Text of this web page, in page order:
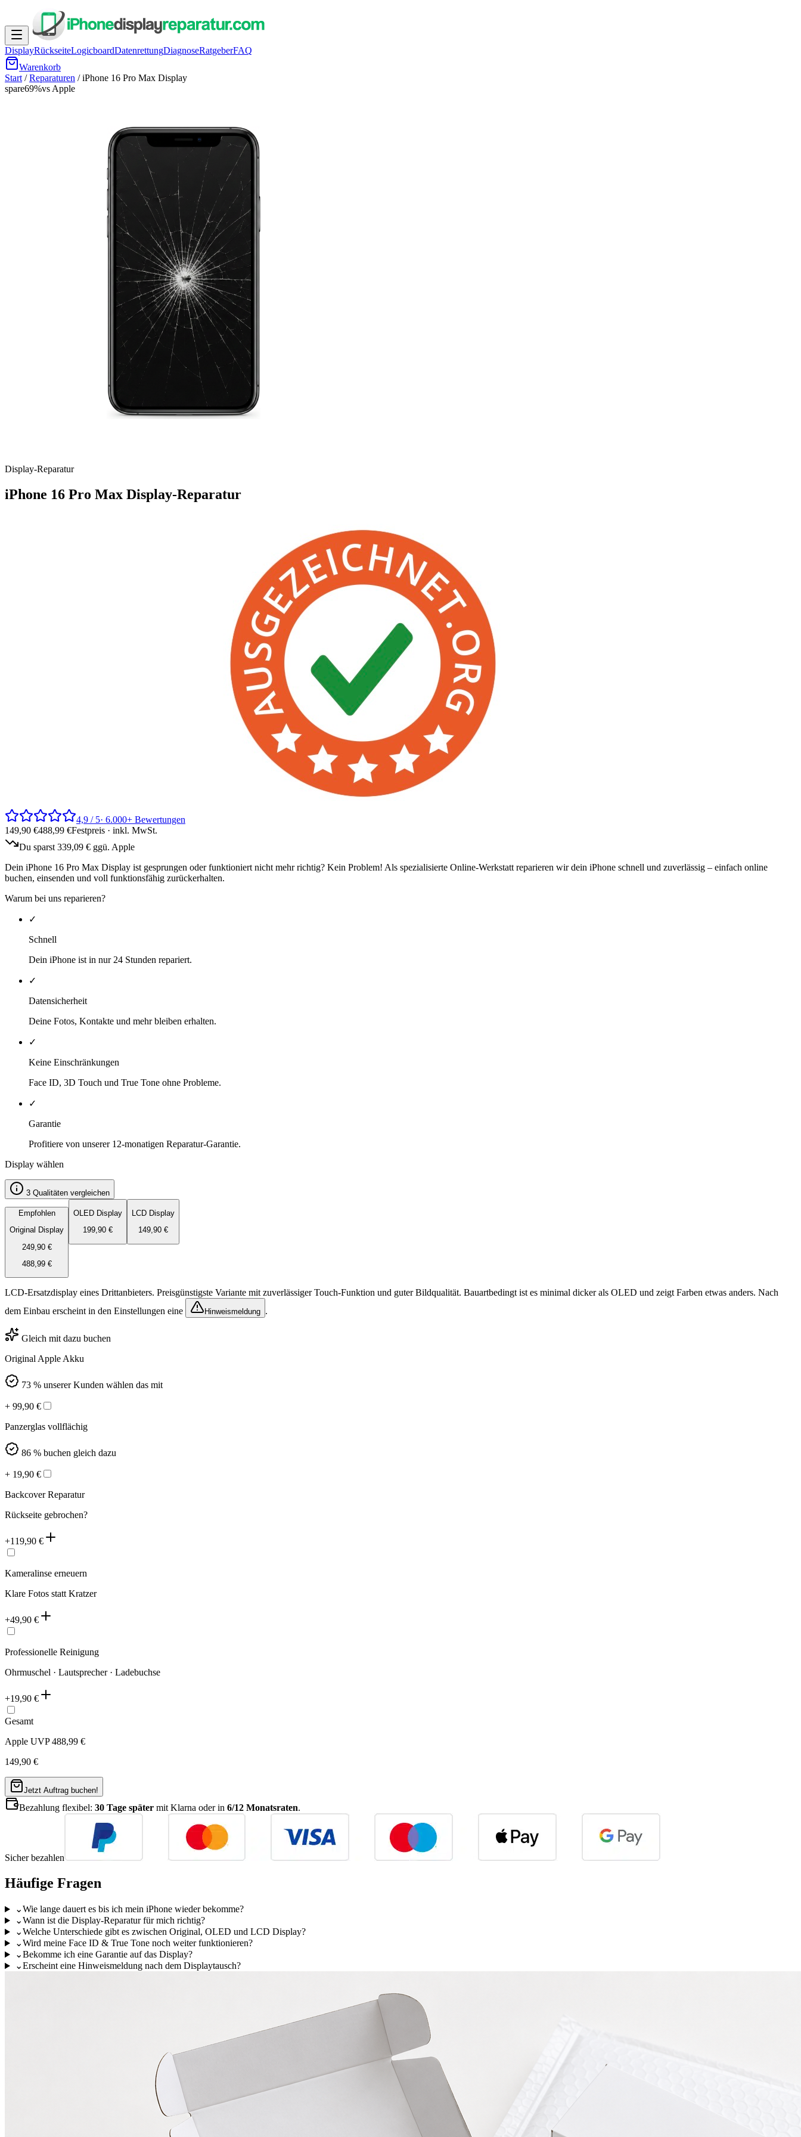
DisplayRückseiteLogicboardDatenrettungDiagnoseRatgeberFAQ
Warenkorb
Start /Reparaturen /iPhone 16 Pro Max Display
spare69%vs Apple
Display-Reparatur
iPhone 16 Pro Max Display-Reparatur
4,9 / 5· 6.000+ Bewertungen
149,90 €488,99 €Festpreis · inkl. MwSt.
Du sparst 339,09 € ggü. Apple
Dein iPhone 16 Pro Max Display ist gesprungen oder funktioniert nicht mehr richtig? Kein Problem! Als spezialisierte Online-Werkstatt reparieren wir dein iPhone schnell und zuverlässig – einfach online
buchen, einsenden und voll funktionsfähig zurückerhalten.
Warum bei uns reparieren?
✓
Schnell
Dein iPhone ist in nur 24 Stunden repariert.
✓
Datensicherheit
Deine Fotos, Kontakte und mehr bleiben erhalten.
✓
Keine Einschränkungen
Face ID, 3D Touch und True Tone ohne Probleme.
✓
Garantie
Profitiere von unserer 12-monatigen Reparatur-Garantie.
Display wählen
3 Qualitäten vergleichen
Empfohlen
Original Display
249,90€
488,99€
OLED Display
199,90 €
LCD Display
149,90 €
LCD-Ersatzdisplay eines Drittanbieters. Preisgünstigste Variante mit zuverlässiger Touch-Funktion und guter Bildqualität. Bauartbedingt ist es minimal dicker als OLED und zeigt Farben etwas anders. Nach
dem Einbau erscheint in den Einstellungen eine
Hinweismeldung .
Gleich mit dazu buchen
Original Apple Akku
73 % unserer Kunden wählen das mit
+ 99,90 €
Panzerglas vollflächig
86 % buchen gleich dazu
+ 19,90 €
Backcover Reparatur
Rückseite gebrochen?
+119,90 €
Kameralinse erneuern
Klare Fotos statt Kratzer
+49,90 €
Professionelle Reinigung
Ohrmuschel · Lautsprecher · Ladebuchse
+19,90 €
Gesamt
Apple UVP488,99 €
149,90 €
Jetzt Auftrag buchen!
Bezahlung flexibel: 30 Tage später mit Klarna oder in 6/12 Monatsraten.
Sicher bezahlen
Häufige Fragen
⌄Wie lange dauert es bis ich mein iPhone wieder bekomme?
⌄Wann ist die Display-Reparatur für mich richtig?
⌄Welche Unterschiede gibt es zwischen Original, OLED und LCD Display?
⌄Wird meine Face ID & True Tone noch weiter funktionieren?
⌄Bekomme ich eine Garantie auf das Display?
⌄Erscheint eine Hinweismeldung nach dem Displaytausch?